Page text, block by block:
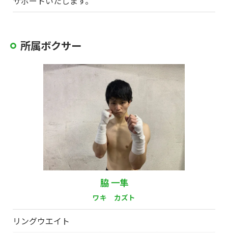
所属ボクサー
脇 一隼
ワキ カズト
リングウエイト